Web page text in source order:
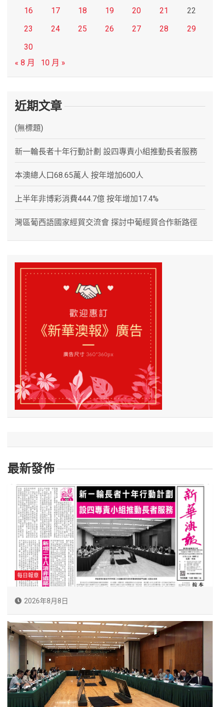
16 17 18 19 20 21
22
23
24 25 26 27 28
29
30
« 8 月
10 月 »
近期文章
(無標題)
新一輪長者十年行動計劃 設四專責小組推動長者服務
本澳總人口68.65萬人 按年增加600人
上半年非博彩消費444.7億 按年增加17.4%
灣區葡西語國家經貿交流會 探討中葡經貿合作新路徑
最新發佈
每日報章
2026年8月8日